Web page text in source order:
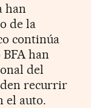
han
de la
continúa
han
del
recurrir
el auto.